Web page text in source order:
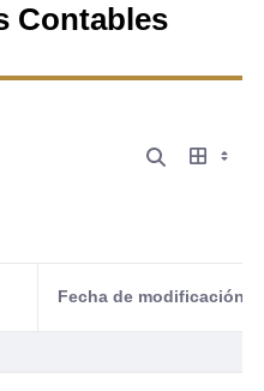
Contables
Fecha de modificación